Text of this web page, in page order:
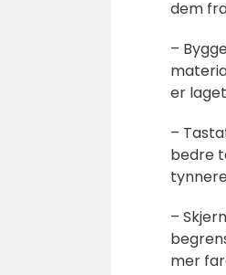
dem
–
er
–
bedre
–
mer